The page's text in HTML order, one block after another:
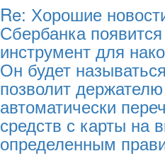
Re: Хорошие
Сбербанка
инструмент для
Он будет
позволит
автоматически
средств с карты на
определенным